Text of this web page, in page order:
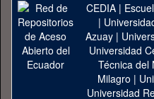
CEDIA|
|
Azuay|
Universidad
Técnica del
Milagro |
Universidad